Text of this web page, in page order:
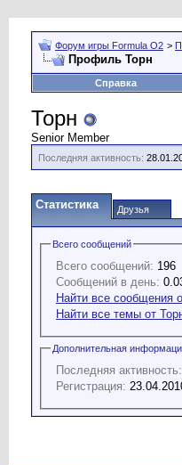
Форум игры Formula O2 >
Профиль Торн
Справка
Торн
Senior Member
Последняя активность:
Статистика Друзья
Всего сообщений
Всего сообщений: 196
Сообщений в день:
Найти все сообщения
Найти все темы от
Дополнительная
Последняя активность:
Регистрация: